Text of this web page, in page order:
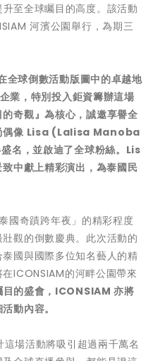
至全球矚目的高度。該活動
河濱公園舉行，為期三
球倒數活動版圖中的卓越地
業，特別投入鉅資籌辦這場
奇觀』為核心，誠邀享譽全
偶像 Lisa (Lalisa Manoba
名，並啟迪了全球粉絲。Lis
中獻上精彩演出，為泰國民
國奇蹟跨年夜」的精彩程度
觀的倒數慶典。此次活動的
國與國際多位知名藝人的精
ICONSIAM的河畔公園帶來
的盛會， ICONSIAM 亦將
動內容。
場活動將吸引超過兩千萬名